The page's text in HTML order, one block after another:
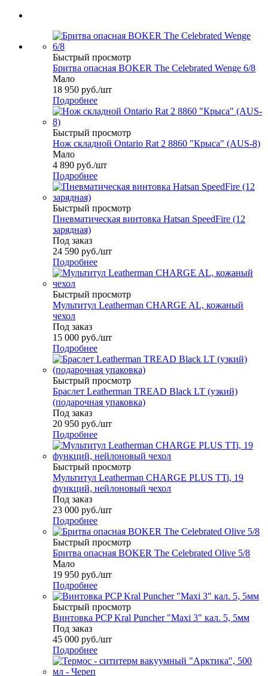
Быстрый просмотр
Бритва опасная BOKER The Celebrated Wenge 6/8
Мало
18 950 руб./шт
Подробнее
Быстрый просмотр
Нож складной Ontario Rat 2 8860 "Крыса" (AUS-8)
Мало
4 890 руб./шт
Подробнее
Быстрый просмотр
Пневматическая винтовка Hatsan SpeedFire (12
зарядная)
Под заказ
24 590 руб./шт
Подробнее
Быстрый просмотр
Мультитул Leatherman CHARGE AL, кожаный
чехол
Под заказ
15 000 руб./шт
Подробнее
Быстрый просмотр
Браслет Leatherman TREAD Black LT (узкий)
(подарочная упаковка)
Под заказ
20 950 руб./шт
Подробнее
Быстрый просмотр
Мультитул Leatherman CHARGE PLUS TTi, 19
функций, нейлоновый чехол
Под заказ
23 000 руб./шт
Подробнее
Быстрый просмотр
Бритва опасная BOKER The Celebrated Olive 5/8
Мало
19 950 руб./шт
Подробнее
Быстрый просмотр
Винтовка PCP Kral Puncher "Maxi 3" кал. 5, 5мм
Под заказ
45 000 руб./шт
Подробнее